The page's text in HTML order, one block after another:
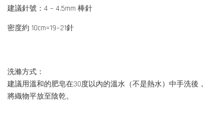
建議針號：4 ~ 4.5mm 棒針
密度約 10cm=19~21針
洗滌方式：
建議用溫和的肥皂在30度以內的溫水（不是熱水）中手洗後，
將織物平放至陰乾。